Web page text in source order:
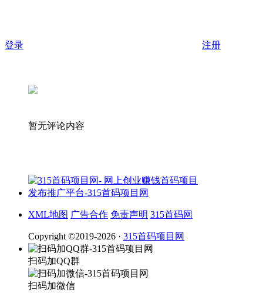
登录 注册
暂无评论内容
XML地图 广告合作 免责声明 315首码网
Copyright ©2019-2026 · 315首码项目网
扫码加QQ群
扫码加微信